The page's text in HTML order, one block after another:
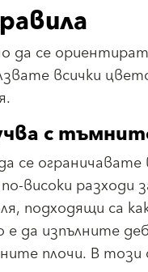
се
всички
с
се
високи разходи
подходящи са
да изпълните
плочи. В този